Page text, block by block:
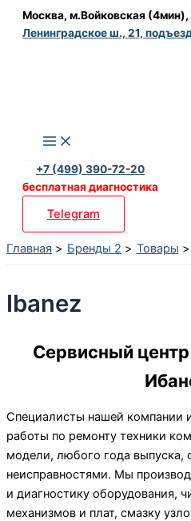
Перейти
Москва, м.Войковская (4мин),
Ленинградское ш., 21,
+7 (499) 390-72-20
бесплатная диагностика
Telegram
Главная Бренды 2 Товары
Ibanez
Сервисный
Специалисты нашей компании
работы по ремонту техники
модели, любого года
неисправностями. Мы
и диагностику оборудования,
механизмов и плат, смазку